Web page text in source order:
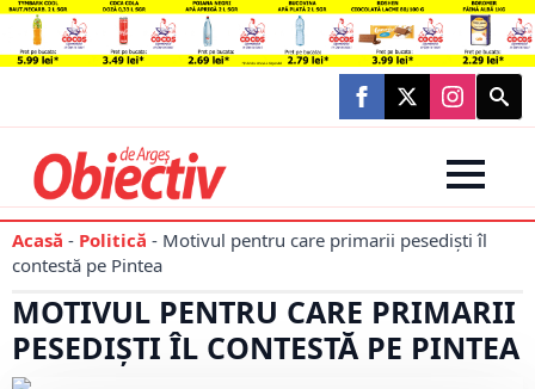
Search
for:
Acasă - Politică - Motivul pentru care primarii pesedişti îl
contestă pe Pintea
MOTIVUL PENTRU CARE PRIMARII
PESEDIŞTI ÎL CONTESTĂ PE PINTEA